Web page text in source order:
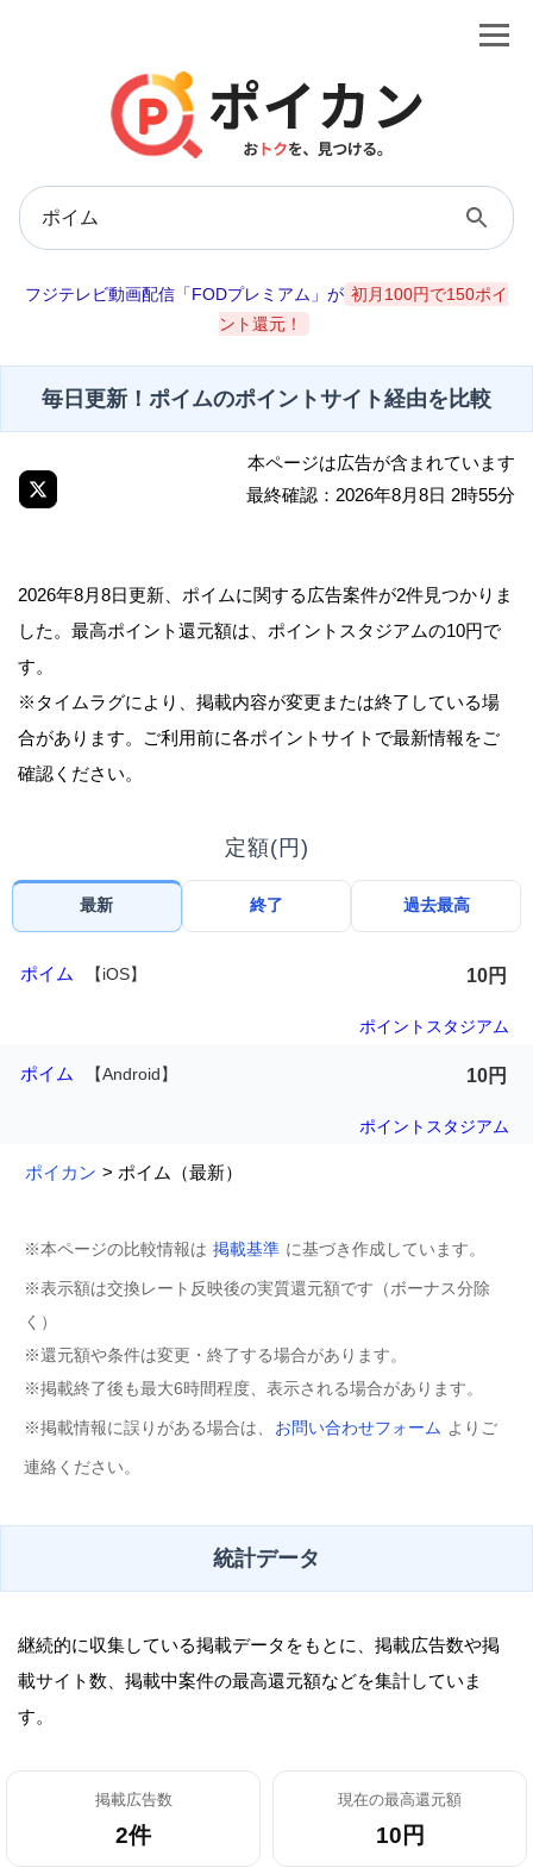
フジテレビ動画配信「FODプレミアム」が 初月100円で150ポイ
ント還元！
毎日更新！ポイムのポイントサイト経由を比較
本ページは広告が含まれています
最終確認：2026年8月8日 2時55分
2026年8月8日更新、ポイムに関する広告案件が2件見つかりま
した。最高ポイント還元額は、ポイントスタジアムの10円で
す。
※タイムラグにより、掲載内容が変更または終了している場
合があります。ご利用前に各ポイントサイトで最新情報をご
確認ください。
定額(円)
最新 終了 過去最高
ポイム 【iOS】 10円
ポイントスタジアム
ポイム 【Android】 10円
ポイントスタジアム
ポイカン > ポイム（最新）
※本ページの比較情報は 掲載基準 に基づき作成しています。
※表示額は交換レート反映後の実質還元額です（ボーナス分除
く）
※還元額や条件は変更・終了する場合があります。
※掲載終了後も最大6時間程度、表示される場合があります。
※掲載情報に誤りがある場合は、 お問い合わせフォーム よりご
連絡ください。
統計データ
継続的に収集している掲載データをもとに、掲載広告数や掲
載サイト数、掲載中案件の最高還元額などを集計していま
す。
掲載広告数
2件
現在の最高還元額
10円